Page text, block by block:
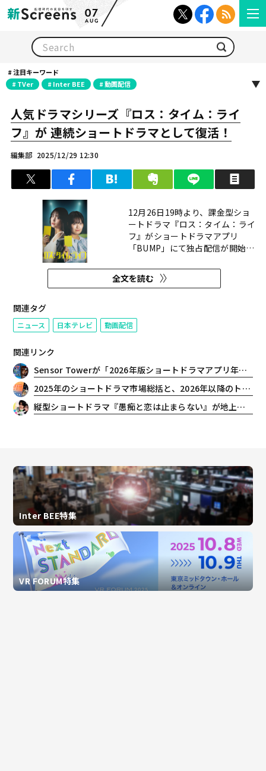
07
AUG
注目キーワード
TVer
Inter BEE 動画配信
人気ドラマシリーズ『ロス：タイム：ライ
フ』が 連続ショートドラマとして復活！
編集部 2025/12/29 12:30
ツイート シェア はてブ クリップ LINEで送る
12月26日19時より、課金型ショ
ートドラマ『ロス：タイム：ライ
フ』がショートドラマアプリ
「BUMP」にて独占配信が開始さ
止まり、これまでの人生で「無駄
にしてきた時間＝ロスタイム」が
マシリーズ『ロス：タイム：ライ
全文を読む
関連タグ
ニュース 日本テレビ 動画配信
関連リンク
Sensor Towerが「2026年版ショートドラマアプリ年鑑」を発表。世界的なダウンロード数急増と最新トレンドを報告
2025年のショートドラマ市場総括と、2026年以降のトレンド予測
縦型ショートドラマ『愚痴と恋は止まらない』が地上波初進出、テレビ神奈川で放送決定
Inter BEE特集
VR FORUM特集